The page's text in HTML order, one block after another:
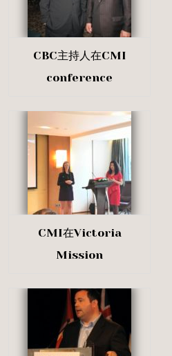
CBC主持人在CMI
conference
CMI在Victoria
Mission